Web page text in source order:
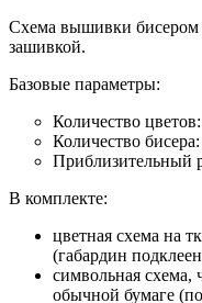
Схема вышивки бисером
зашивкой.
Базовые параметры:
Количество
Количество
Приблизительный
В комплекте:
цветная схема на
(габардин
символьная схема,
обычной бумаге